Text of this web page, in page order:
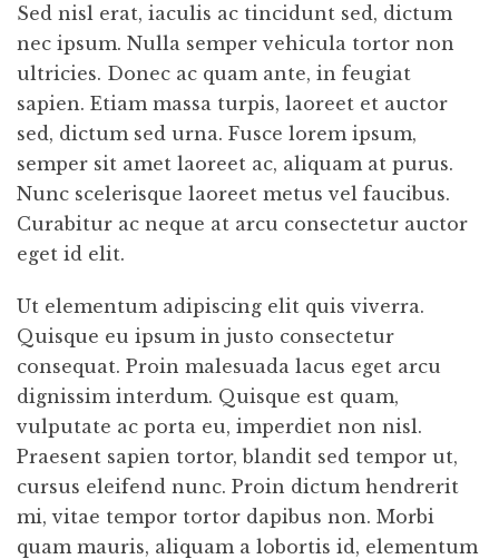
Sed nisl erat, iaculis ac tincidunt sed, dictum
nec ipsum. Nulla semper vehicula tortor non
ultricies. Donec ac quam ante, in feugiat
sapien. Etiam massa turpis, laoreet et auctor
sed, dictum sed urna. Fusce lorem ipsum,
semper sit amet laoreet ac, aliquam at purus.
Nunc scelerisque laoreet metus vel faucibus.
Curabitur ac neque at arcu consectetur auctor
eget id elit.
Ut elementum adipiscing elit quis viverra.
Quisque eu ipsum in justo consectetur
consequat. Proin malesuada lacus eget arcu
dignissim interdum. Quisque est quam,
vulputate ac porta eu, imperdiet non nisl.
Praesent sapien tortor, blandit sed tempor ut,
cursus eleifend nunc. Proin dictum hendrerit
mi, vitae tempor tortor dapibus non. Morbi
quam mauris, aliquam a lobortis id, elementum